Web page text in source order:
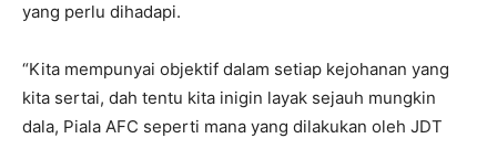
yang perlu dihadapi.
“Kita mempunyai objektif dalam setiap kejohanan yang
kita sertai, dah tentu kita inigin layak sejauh mungkin
dala, Piala AFC seperti mana yang dilakukan oleh JDT